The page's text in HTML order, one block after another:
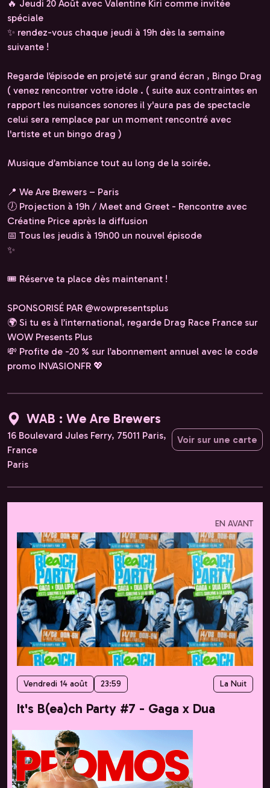
🔥 Jeudi 20 Août avec Valentine Kiri comme invitée
spéciale
✨ rendez-vous chaque jeudi à 19h dès la semaine
suivante !
Regarde l’épisode en projeté sur grand écran , Bingo Drag
( venez rencontrer votre idole . ( suite aux contraintes en
rapport les nuisances sonores il y'aura pas de spectacle
celui sera remplace par un moment rencontré avec
l'artiste et un bingo drag )
Musique d’ambiance tout au long de la soirée.
📍 We Are Brewers – Paris
🕖 Projection à 19h / Meet and Greet - Rencontre avec
Créatine Price après la diffusion
📅 Tous les jeudis à 19h00 un nouvel épisode
✨
🎟️ Réserve ta place dès maintenant !
SPONSORISÉ PAR @wowpresentsplus
🌍 Si tu es à l’international, regarde Drag Race France sur
WOW Presents Plus
💸 Profite de -20 % sur l’abonnement annuel avec le code
promo INVASIONFR 💖
WAB : We Are Brewers
16 Boulevard Jules Ferry, 75011 Paris,
France
Paris
Voir sur une carte
EN AVANT
Vendredi 14 août 23:59 La Nuit
It's B(ea)ch Party #7 - Gaga x Dua